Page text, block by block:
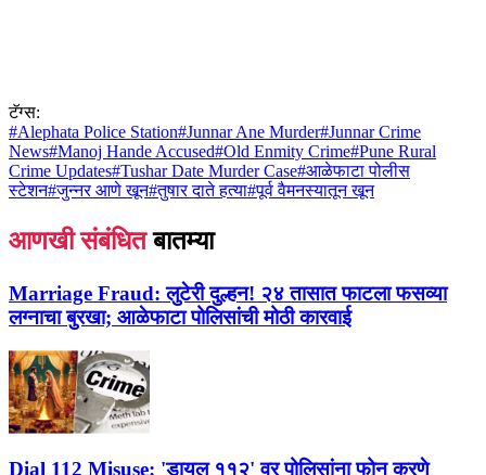
टॅग्स:
#Alephata Police Station#Junnar Ane Murder#Junnar Crime
News#Manoj Hande Accused#Old Enmity Crime#Pune Rural
Crime Updates#Tushar Date Murder Case#आळेफाटा पोलीस
स्टेशन#जुन्नर आणे खून#तुषार दाते हत्या#पूर्व वैमनस्यातून खून
आणखी संबंधित बातम्या
Marriage Fraud: लुटेरी दुल्हन! २४ तासात फाटला फसव्या
लग्नाचा बुरखा; आळेफाटा पोलिसांची मोठी कारवाई
Dial 112 Misuse: 'डायल ११२' वर पोलिसांना फोन करणे